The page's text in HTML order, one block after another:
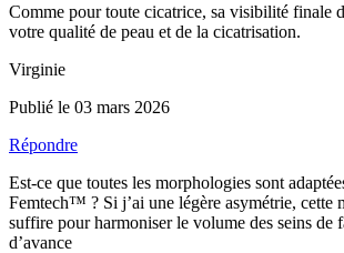
Comme pour toute cicatrice, sa visibilité finale
votre qualité de peau et de la cicatrisation.
Virginie
Publié le 03 mars 2026
Répondre
Est-ce que toutes les morphologies sont
Femtech™ ? Si j’ai une légère asymétrie, cette
suffire pour harmoniser le volume des seins de
d’avance